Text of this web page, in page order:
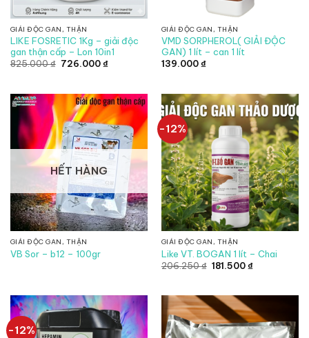
GIẢI ĐỘC GAN, THẬN
LIKE FOSRETIC 1Kg – giải độc
gan thận cấp – Lon 10in1
825.000₫ Giá
726.000₫Giá
726.000 ₫.
GIẢI ĐỘC GAN, THẬN
VMD SORPHEROL( GIẢI ĐỘC
GAN) 1 lít – can 1 lít
139.000₫
HẾT HÀNG
GIẢI ĐỘC GAN, THẬN
VB Sor – b12 – 100gr
-12%
GIẢI ĐỘC GAN, THẬN
Like VT. BOGAN 1 lít – Chai
206.250₫ Giá
181.500₫Giá
181.500 ₫.
-12%